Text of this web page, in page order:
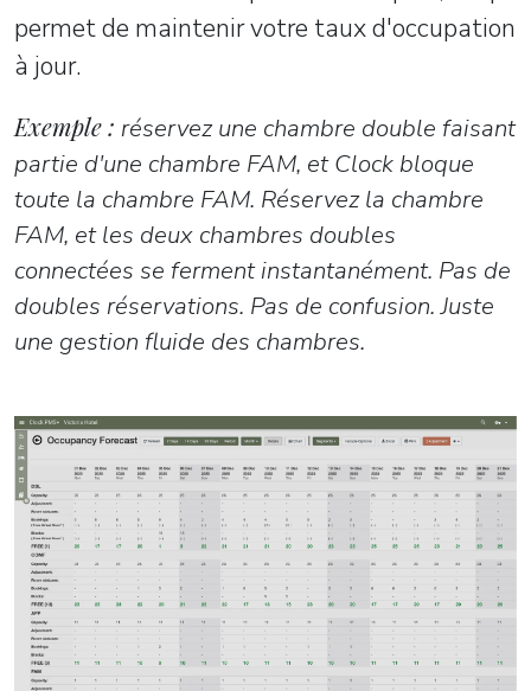
permet de maintenir votre taux d'occupation
à jour.
Exemple : réservez une chambre double faisant
partie d'une chambre FAM, et Clock bloque
toute la chambre FAM. Réservez la chambre
FAM, et les deux chambres doubles
connectées se ferment instantanément. Pas de
doubles réservations. Pas de confusion. Juste
une gestion fluide des chambres.